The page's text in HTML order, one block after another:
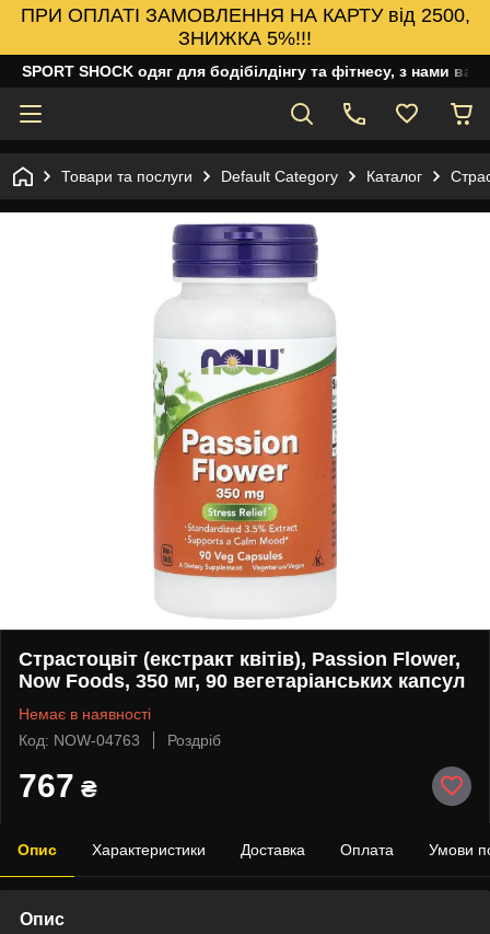
ПРИ ОПЛАТІ ЗАМОВЛЕННЯ НА КАРТУ від 2500,
ЗНИЖКА 5%!!!
SPORT SHOCK одяг для бодібілдінгу та фітнесу, з нами
Товари та послуги Default Category Каталог
Страстоцвіт (екстракт квітів), Passion Flower,
Now Foods, 350 мг, 90 вегетаріанських капсул
Немає в наявності
Код: NOW-04763
Роздріб
767 ₴
Опис Характеристики Доставка Оплата Умови
Опис